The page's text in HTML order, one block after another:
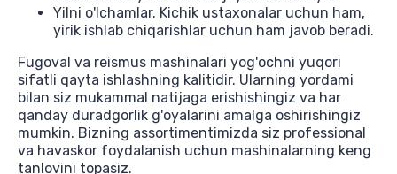
Yilni o'lchamlar. Kichik ustaxonalar uchun ham,
yirik ishlab chiqarishlar uchun ham javob beradi.
Fugoval va reismus mashinalari yog'ochni yuqori
sifatli qayta ishlashning kalitidir. Ularning yordami
bilan siz mukammal natijaga erishishingiz va har
qanday duradgorlik g'oyalarini amalga oshirishingiz
mumkin. Bizning assortimentimizda siz professional
va havaskor foydalanish uchun mashinalarning keng
tanlovini topasiz.